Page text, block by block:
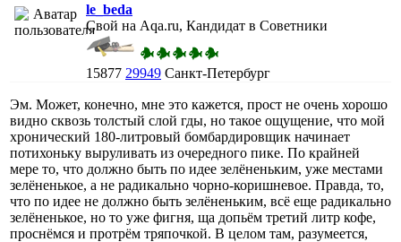
le_beda
Свой на Aqa.ru, Кандидат в Советники
15877 29949 Санкт-Петербург
Эм. Может, конечно, мне это кажется, прост не очень хорошо
видно сквозь толстый слой гды, но такое ощущение, что мой
хронический 180-литровый бомбардировщик начинает
потихоньку выруливать из очередного пике. По крайней
мере то, что должно быть по идее зелёненьким, уже местами
зелёненькое, а не радикально чорно-коришневое. Правда, то,
что по идее не должно быть зелёненьким, всё еще радикально
зелёненькое, но то уже фигня, ща допьём третий литр кофе,
проснёмся и протрём тряпочкой. В целом там, разумеется,